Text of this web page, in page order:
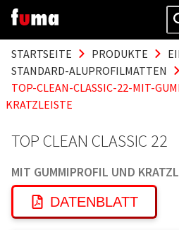
STARTSEITE PRODUKTE
STANDARD-ALUPROFILMATTEN
TOP-CLEAN-CLASSIC-22-MIT-
KRATZLEISTE
TOP CLEAN CLASSIC 22
MIT GUMMIPROFIL UND
DATENBLATT